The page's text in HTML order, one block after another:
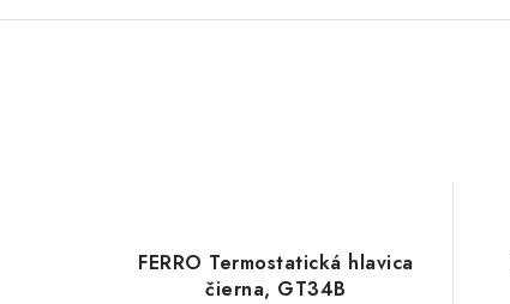
FERRO Termostatická hlavica
čierna, GT34B